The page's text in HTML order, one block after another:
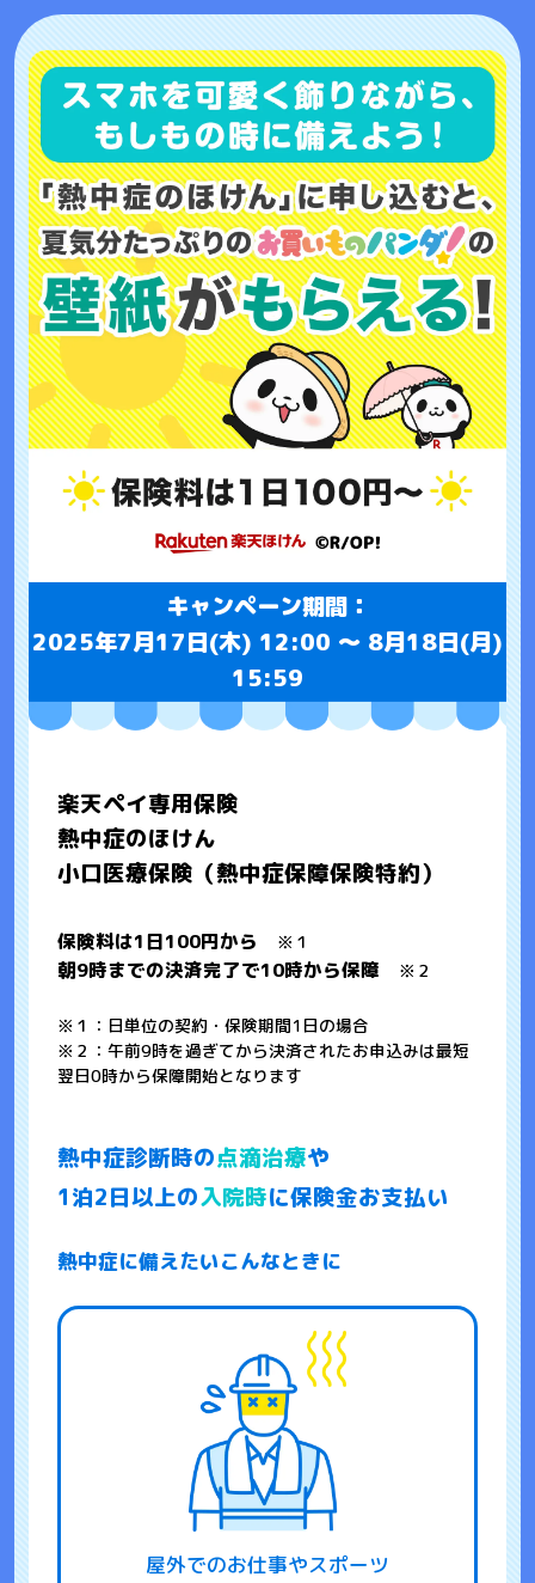
キャンペーン期間：
2025年7月17日(木) 12:00 ～ 8月18日(月)
15:59
楽天ペイ専用保険
熱中症のほけん
小口医療保険（熱中症保障保険特約）
保険料は1日100円から ※１
朝9時までの決済完了で10時から保障 ※２
※１：日単位の契約・保険期間1日の場合
※２：午前9時を過ぎてから決済されたお申込みは最短
翌日0時から保障開始となります
熱中症診断時の点滴治療や
1泊2日以上の入院時に保険金お支払い
熱中症に備えたいこんなときに
屋外でのお仕事やスポーツ